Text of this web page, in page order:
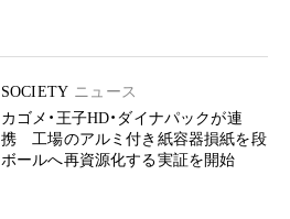
SOCIETY ニュース
カゴメ・王子HD・ダイナパックが連
携 工場のアルミ付き紙容器損紙を段
ボールへ再資源化する実証を開始